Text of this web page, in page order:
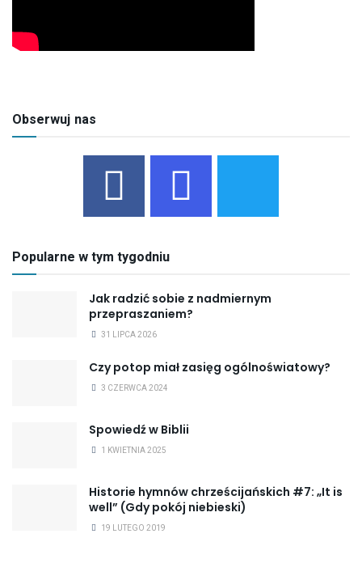
Obserwuj nas
Popularne w tym tygodniu
Jak radzić sobie z nadmiernym
przepraszaniem?
31 LIPCA 2026
Czy potop miał zasięg ogólnoświatowy?
3 CZERWCA 2024
Spowiedź w Biblii
1 KWIETNIA 2025
Historie hymnów chrześcijańskich #7: „It is
well” (Gdy pokój niebieski)
19 LUTEGO 2019